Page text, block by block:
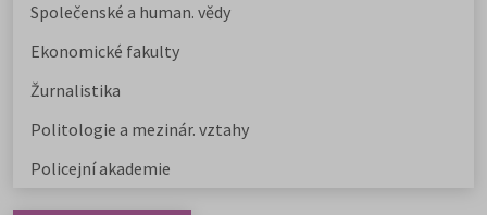
Společenské a human. vědy
Ekonomické fakulty
Žurnalistika
Politologie a mezinár. vztahy
Policejní akademie